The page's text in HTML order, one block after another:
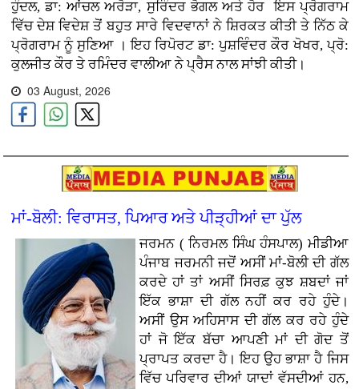
ਹੁੰਦਲ, ਡਾ: ਆਂਚਲ ਅਰੋੜਾ, ਸੁਰਿੰਦਰ ਭੋਗਲ ਅਤੇ ਹੋਰ ਇਸ ਪ੍ਰੋਗਰਾਮ
ਵਿੱਚ ਦੇਸ਼ ਵਿਦੇਸ਼ ਤੋਂ ਬਹੁਤ ਸਾਰੇ ਵਿਦਵਾਨਾਂ ਨੇ ਸ਼ਿਰਕਤ ਕੀਤੀ ਤੇ ਨਿੱਠ ਕੇ
ਪ੍ਰੋਗਰਾਮ ਨੂੰ ਸੁਣਿਆ । ਇਹ ਰਿਪੋਰਟ ਡਾ: ਪੁਸ਼ਵਿੰਦਰ ਕੌਰ ਖੋਖਰ, ਪ੍ਰੋ:
ਕੁਲਜੀਤ ਕੌਰ ਤੇ ਰਮਿੰਦਰ ਵਾਲੀਆ ਨੇ ਪ੍ਰੈਸ ਨਾਲ ਸਾਂਝੀ ਕੀਤੀ।
03 August, 2026
ਮਾਂ-ਬੋਲੀ: ਵਿਰਾਸਤ, ਪਿਆਰ ਅਤੇ ਪੀੜ੍ਹੀਆਂ ਦਾ ਪੁੱਲ
ਜਰਮਨ ( ਨਿਰਮਲ ਸਿੰਘ ਹੰਸਪਾਲ) ਮੀਡੀਆ
ਪੰਜਾਬ ਜਰਮਨੀ ਜਦੋਂ ਅਸੀਂ ਮਾਂ-ਬੋਲੀ ਦੀ ਗੱਲ
ਕਰਦੇ ਹਾਂ ਤਾਂ ਅਸੀਂ ਸਿਰਫ਼ ਕੁਝ ਸ਼ਬਦਾਂ ਜਾਂ
ਇੱਕ ਭਾਸ਼ਾ ਦੀ ਗੱਲ ਨਹੀਂ ਕਰ ਰਹੇ ਹੁੰਦੇ।
ਅਸੀਂ ਉਸ ਅਹਿਸਾਸ ਦੀ ਗੱਲ ਕਰ ਰਹੇ ਹੁੰਦੇ
ਹਾਂ ਜੋ ਇੱਕ ਬੱਚਾ ਆਪਣੀ ਮਾਂ ਦੀ ਗੋਦ ਤੋਂ
ਪ੍ਰਾਪਤ ਕਰਦਾ ਹੈ। ਇਹ ਉਹ ਭਾਸ਼ਾ ਹੈ ਜਿਸ
ਵਿੱਚ ਪਰਿਵਾਰ ਦੀਆਂ ਯਾਦਾਂ ਵੱਸਦੀਆਂ ਹਨ,